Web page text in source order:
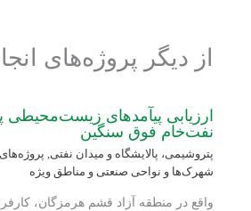
از دیگر پروژه‌های
ارزیابی پی‏آمدهای زیست‌محیطی
نفت‌خام فوق سنگین
پتروشیمی، پالایشگاه و میدان نفتی,
شهرک‌ها و نواحی صنعتی و مناطق ویژه
واقع در منطقه آزاد قشم هرمزگان،